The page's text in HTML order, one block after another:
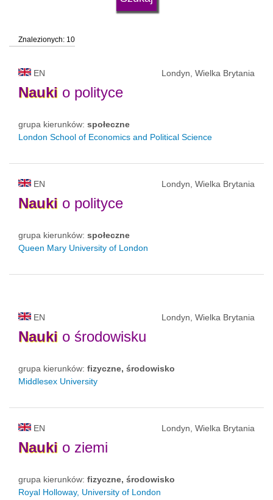
status uczelni
Znalezionych: 10
EN Londyn, Wielka Brytania
Nauki o polityce
grupa kierunków: społeczne
London School of Economics and Political Science
EN Londyn, Wielka Brytania
Nauki o polityce
grupa kierunków: społeczne
Queen Mary University of London
EN Londyn, Wielka Brytania
Nauki o środowisku
grupa kierunków: fizyczne, środowisko
Middlesex University
EN Londyn, Wielka Brytania
Nauki o ziemi
grupa kierunków: fizyczne, środowisko
Royal Holloway, University of London